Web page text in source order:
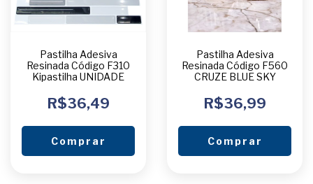
Pastilha Adesiva
Resinada Código F310
Kipastilha UNIDADE
R$36,49
Comprar
Pastilha Adesiva
Resinada Código F560
CRUZE BLUE SKY
R$36,99
Comprar